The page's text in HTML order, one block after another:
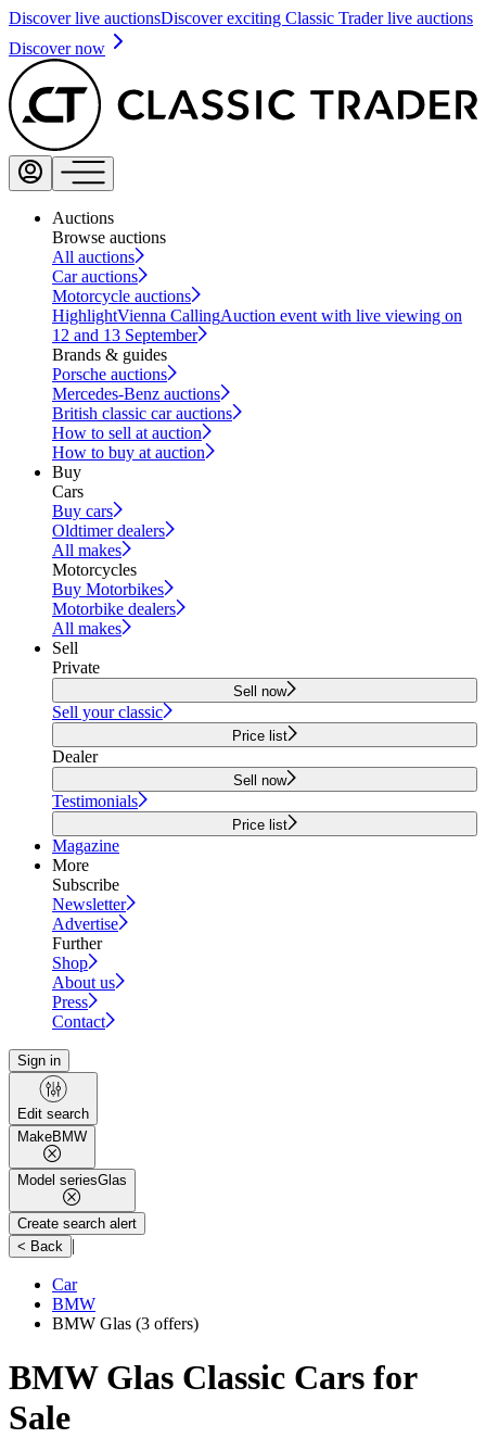
Discover live auctionsDiscover exciting Classic Trader live auctions
Discover now
Auctions
Browse auctions
All auctions
Car auctions
Motorcycle auctions
HighlightVienna CallingAuction event with live viewing on
12 and 13 September
Brands & guides
Porsche auctions
Mercedes-Benz auctions
British classic car auctions
How to sell at auction
How to buy at auction
Buy
Cars
Buy cars
Oldtimer dealers
All makes
Motorcycles
Buy Motorbikes
Motorbike dealers
All makes
Sell
Private
Sell now
Sell your classic
Price list
Dealer
Sell now
Testimonials
Price list
Magazine
More
Subscribe
Newsletter
Advertise
Further
Shop
About us
Press
Contact
Sign in
Edit search
MakeBMW
Model seriesGlas
Create search alert
< Back |
Car
BMW
BMW Glas (3 offers)
BMW Glas Classic Cars for
Sale